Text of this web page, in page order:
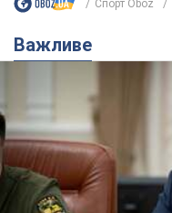
Спорт Oboz
Важливе